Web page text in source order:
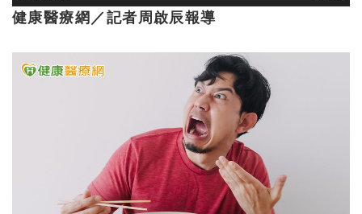
健康醫療網／記者周啟辰報導